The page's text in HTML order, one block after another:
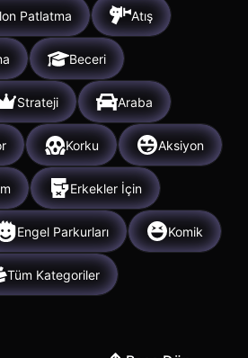
Patlatma Atış
Beceri
Strateji Araba
Korku Aksiyon
Erkekler İçin
Engel Parkurları Komik
Tüm Kategoriler